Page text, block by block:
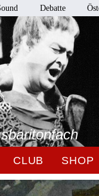
Debatte
CLUB SHOP